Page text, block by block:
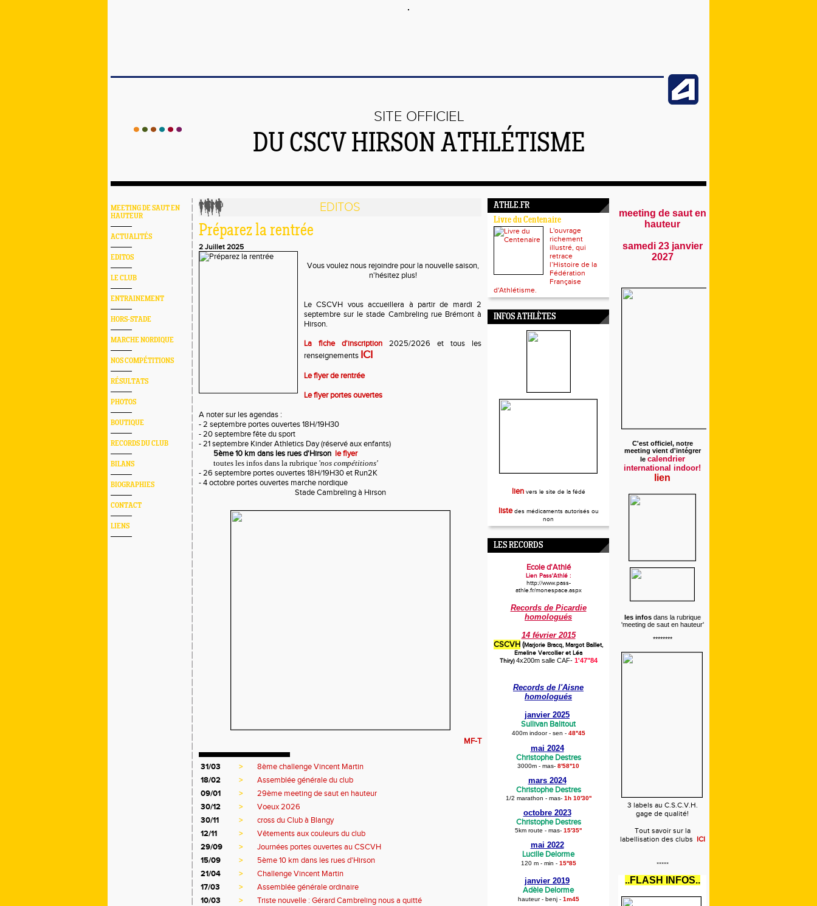
SITE OFFICIEL
DU CSCV HIRSON ATHLÉTISME
MEETING DE SAUT EN
HAUTEUR
ACTUALITÉS
EDITOS
LE CLUB
ENTRAINEMENT
HORS-STADE
MARCHE NORDIQUE
NOS COMPÉTITIONS
RÉSULTATS
PHOTOS
BOUTIQUE
RECORDS DU CLUB
BILANS
BIOGRAPHIES
CONTACT
LIENS
EDITOS
Préparez la rentrée
2 Juillet 2025
Vous voulez nous rejoindre pour la nouvelle saison,
n'hésitez plus!
Le CSCVH vous accueillera à partir de mardi 2
septembre sur le stade Cambreling rue Brémont à
Hirson.
La fiche d'inscription 2025/2026 et tous les
renseignements ICI
Le flyer de rentrée
Le flyer portes ouvertes
A noter sur les agendas :
- 2 septembre portes ouvertes 18H/19H30
- 20 septembre fête du sport
- 21 septembre Kinder Athletics Day (réservé aux enfants)
5ème 10 km dans les rues d'Hirson le flyer
toutes les infos dans la rubrique 'nos compétitions'
- 26 septembre portes ouvertes 18H/19H30 et Run2K
- 4 octobre portes ouvertes marche nordique
Stade Cambreling à Hirson
MF-T
31/03 >
8ème challenge Vincent Martin
18/02
>
Assemblée générale du club
09/01
>
29ème meeting de saut en hauteur
30/12
>
Voeux 2026
30/11
>
cross du Club à Blangy
12/11
>
Vêtements aux couleurs du club
29/09
>
Journées portes ouvertes au CSCVH
15/09
>
5ème 10 km dans les rues d'Hirson
21/04
>
Challenge Vincent Martin
17/03
>
Assemblée générale ordinaire
10/03
>
Triste nouvelle : Gérard Cambreling nous a quitté
ATHLE.FR
Livre du Centenaire
L'ouvrage
richement
illustré, qui
retrace
l’Histoire de la
Fédération
Française
d'Athlétisme.
INFOS ATHLÈTES
lien vers le site de la fédé
liste des médicaments autorisés ou
non
LES RECORDS
Ecole d'Athlé
Lien Pass'Athlé :
http://www.pass-
athle.fr/monespace.aspx
Records de Picardie
homologués
14 février 2015
CSCVH(Marjorie Bracq, Margot Baillet,
Emeline Vercollier et Léa
Thiry) 4x200m salle CAF- 1'47"84
Records de l'Aisne
homologués
janvier 2025
Sullivan Balitout
400m indoor - sen - 48''45
mai 2024
Christophe Destres
3000m - mas- 8'58''10
mars 2024
Christophe Destres
1/2 marathon - mas- 1h 10'30''
octobre 2023
Christophe Destres
5km route - mas- 15'35''
mai 2022
Lucille Delorme
120 m - min - 15''85
janvier 2019
Adèle Delorme
hauteur - benj - 1m45
meeting de saut en
hauteur
samedi 23 janvier
2027
C'est officiel, notre
meeting vient d'intégrer
le calendrier
international indoor!
lien
les infosdans la rubrique
'meeting de saut en hauteur'
********
3 labels au C.S.C.V.H.
gage de qualité!
Tout savoir sur la
labellisation des clubs ICI
*****
..FLASH INFOS..